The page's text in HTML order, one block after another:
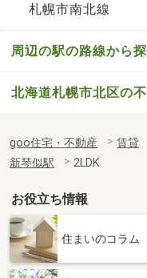
札幌市南北線
周辺の駅の路線から
北海道札幌市北区の
goo住宅・不動産 賃貸
新琴似駅
2LDK
お役立ち情報
住まいのコラム